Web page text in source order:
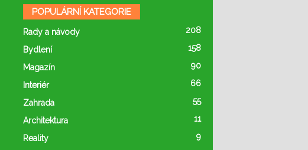
POPULÁRNÍ KATEGORIE
Rady a návody 208
Bydlení 158
Magazín 90
Interiér 66
Zahrada 55
Architektura 11
Reality 9